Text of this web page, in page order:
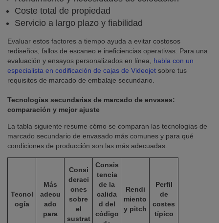
Coste total de propiedad
Servicio a largo plazo y fiabilidad
Evaluar estos factores a tiempo ayuda a evitar costosos
rediseños, fallos de escaneo e ineficiencias operativas. Para una
evaluación y ensayos personalizados en línea, habla con un
especialista en codificación de cajas de Videojet sobre tus
requisitos de marcado de embalaje secundario.
Tecnologías secundarias de marcado de envases:
comparación y mejor ajuste
La tabla siguiente resume cómo se comparan las tecnologías de
marcado secundario de envasado más comunes y para qué
condiciones de producción son las más adecuadas:
Tecnol
ogía
Más
adecu
ado
para
Consi
deraci
ones
sobre
el
sustrat
Consis
tencia
de la
calida
d del
código
Rendi
miento
y pitch
Perfil
de
costes
típico